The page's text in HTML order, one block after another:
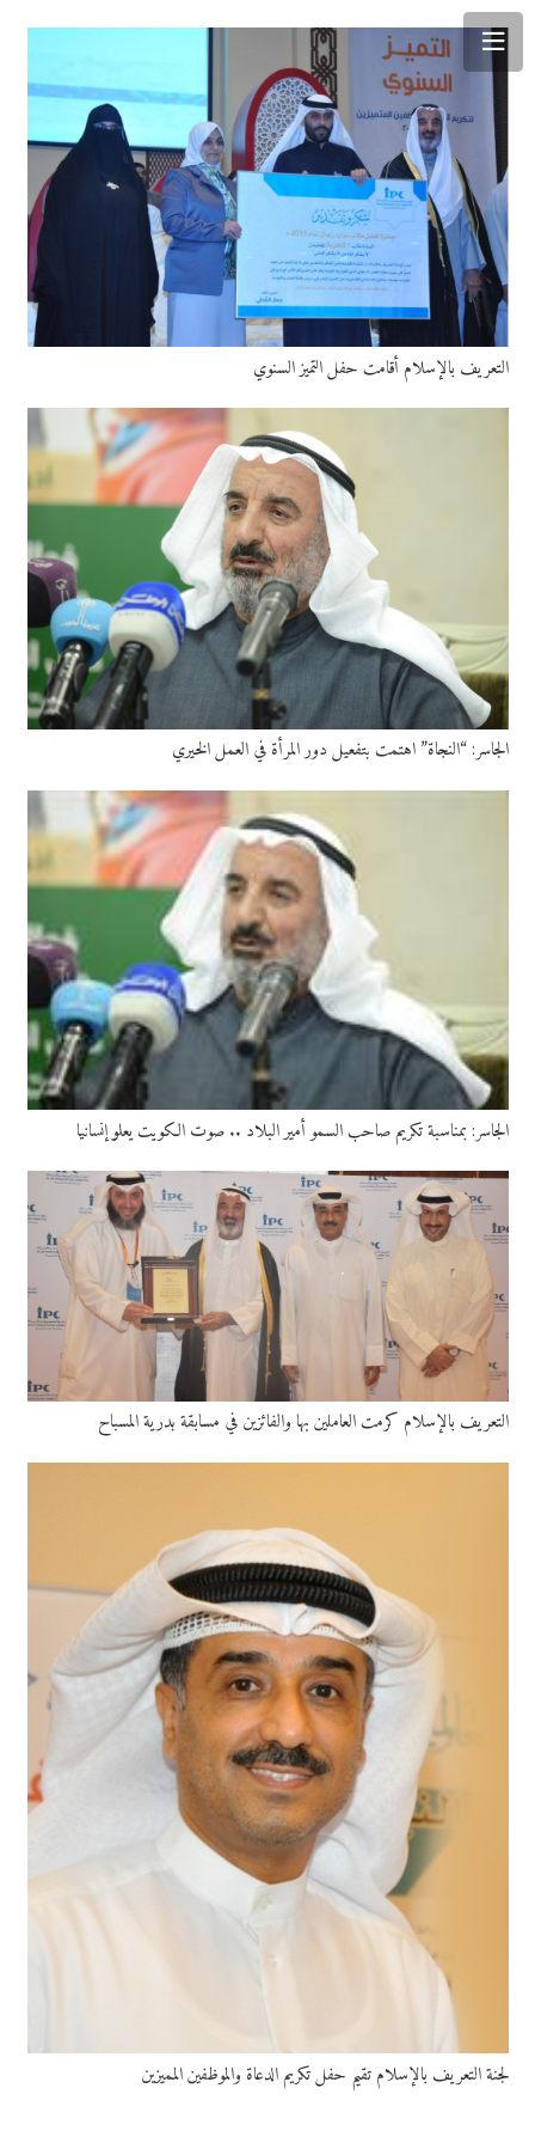
التعريف بالإسلام أقامت حفل التميز السنوي
الجاسر: “النجاة” اهتمت بتفعيل دور المرأة في العمل الخيري
الجاسر: بمناسبة تكريم صاحب السمو أمير البلاد .. صوت الكويت يعلو إنسانيا
التعريف بالإسلام كرمت العاملين بها والفائزين في مسابقة بدرية المسباح
لجنة التعريف بالإسلام تقيم حفل تكريم الدعاة والموظفين المميزين